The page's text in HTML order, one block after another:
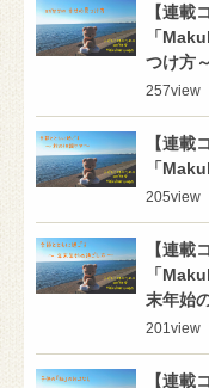
【連載
「
つけ方～
257view
【連載
「
205view
【連載
「
末年始
201 view
【連載